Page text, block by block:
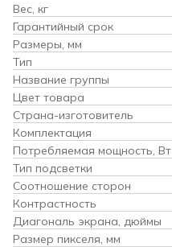
Вес, кг
Гарантийный срок
Размеры, мм
Тип
Название группы
Цвет товара
Страна-изготовитель
Комплектация
Потребляемая мощность, Вт
Тип подсветки
Соотношение сторон
Контрастность
Диагональ экрана, дюймы
Размер пикселя, мм